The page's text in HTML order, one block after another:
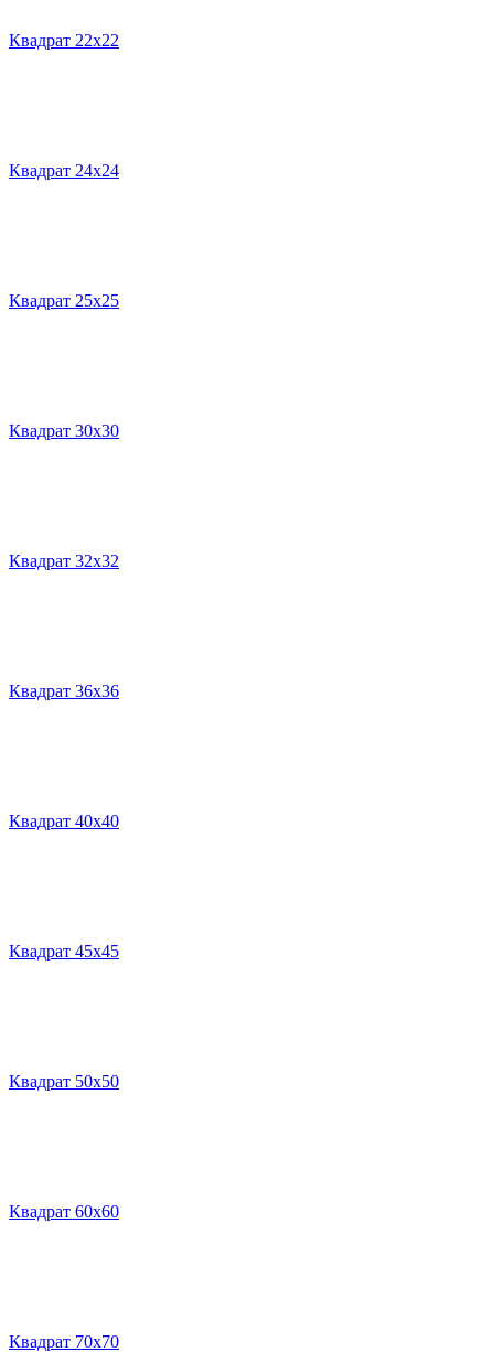
Квадрат 22х22
Квадрат 24х24
Квадрат 25х25
Квадрат 30х30
Квадрат 32х32
Квадрат 36х36
Квадрат 40х40
Квадрат 45х45
Квадрат 50х50
Квадрат 60х60
Квадрат 70х70